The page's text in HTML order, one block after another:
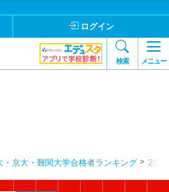
ログイン
検索 メニュー
・京大・難関大学合格者ランキング